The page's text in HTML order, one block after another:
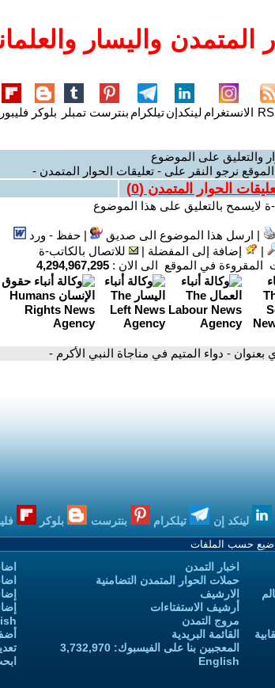
واليسار
الانستغرام لينكدإنتيلكرام بنترست تمبلر بلوكر
والتعليق على الموضوع
نرجو النقر على - تعليقات الحوار المتمدن -
الحوار المتمدن (0
)
ة لايسمح بالتعليق على هذا الموضوع
| ارسل هذا الموضوع الى صديق |حفظ - ورد
| إضافة إلى المفضلة |
للاتصال بالكاتب-ة
في الموقع الى الان : 4,294,967,295
- دواء المتيم في مناجاة النبي الأكرم -
لينكد إن تيلكرام بنترست بلوكر
اخبار التمدن
حملات الحوار المتمدن التضامنية
الارشيف
أرشيف الاستفتاءات
مروج التمدن
القائمة البريدية
المعجبين بنا على الفيسبوك: 3,732,970
English